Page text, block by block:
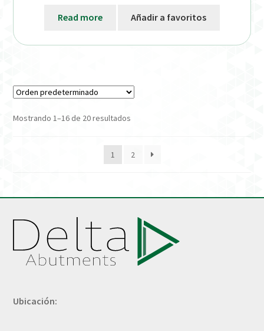
Read more Añadir a favoritos
Mostrando 1–16 de 20 resultados
1 2
Ubicación: